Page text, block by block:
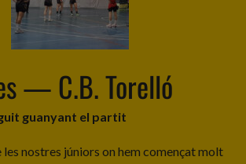
— C.B. Torelló
guanyant el partit
nostres júniors on hem començat molt